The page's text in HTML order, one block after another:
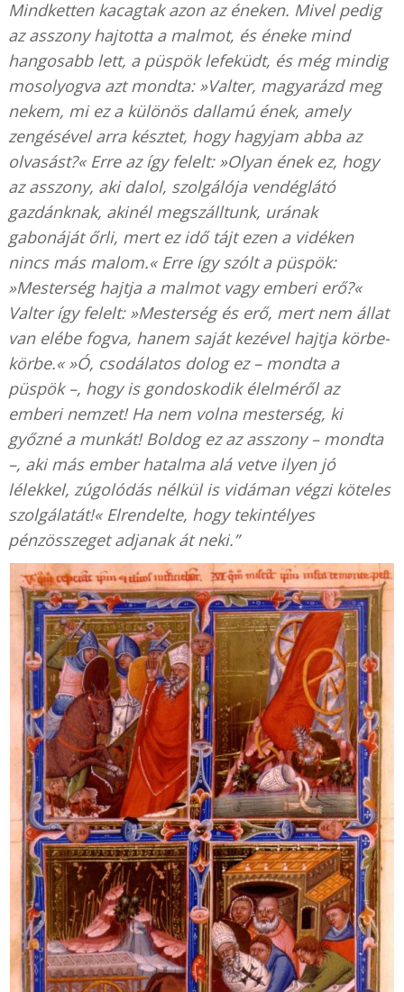
Mindketten kacagtak azon az éneken. Mivel pedig
az asszony hajtotta a malmot, és éneke mind
hangosabb lett, a püspök lefeküdt, és még mindig
mosolyogva azt mondta: »Valter, magyarázd meg
nekem, mi ez a különös dallamú ének, amely
zengésével arra késztet, hogy hagyjam abba az
olvasást?« Erre az így felelt: »Olyan ének ez, hogy
az asszony, aki dalol, szolgálója vendéglátó
gazdánknak, akinél megszálltunk, urának
gabonáját őrli, mert ez idő tájt ezen a vidéken
nincs más malom.« Erre így szólt a püspök:
»Mesterség hajtja a malmot vagy emberi erő?«
Valter így felelt: »Mesterség és erő, mert nem állat
van elébe fogva, hanem saját kezével hajtja körbe-
körbe.« »Ó, csodálatos dolog ez – mondta a
püspök –, hogy is gondoskodik élelméről az
emberi nemzet! Ha nem volna mesterség, ki
győzné a munkát! Boldog ez az asszony – mondta
–, aki más ember hatalma alá vetve ilyen jó
lélekkel, zúgolódás nélkül is vidáman végzi köteles
szolgálatát!« Elrendelte, hogy tekintélyes
pénzösszeget adjanak át neki.”